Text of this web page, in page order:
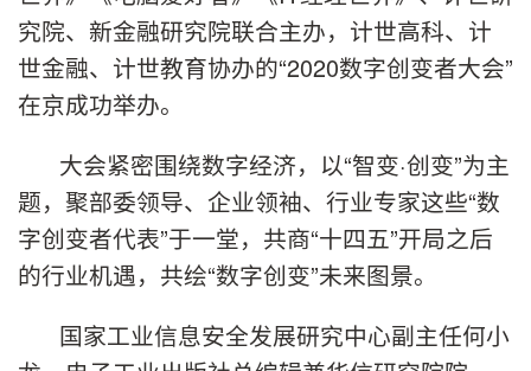
究院、新金融研究院联合主办，计世高科、计
世金融、计世教育协办的“2020数字创变者大会”
在京成功举办。
大会紧密围绕数字经济，以“智变·创变”为主
题，聚部委领导、企业领袖、行业专家这些“数
字创变者代表”于一堂，共商“十四五”开局之后
的行业机遇，共绘“数字创变”未来图景。
国家工业信息安全发展研究中心副主任何小